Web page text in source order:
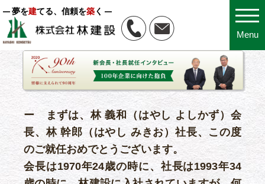
Menu
夢を建てる、信頼を築く
ー まずは、林 義和（はやし よしかず）会
長、林 幹郎（はやし みきお）社長、この度
のご就任おめでとうございます。
会長は1970年24歳の時に、社長は1993年34